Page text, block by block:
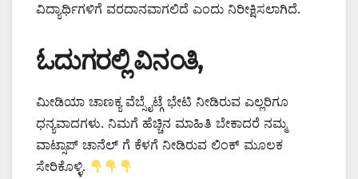
ವಿದ್ಯಾರ್ಥಿಗಳಿಗೆ ವರದಾನವಾಗಲಿದೆ ಎಂದು ನಿರೀಕ್ಷಿಸಲಾಗಿದೆ.
ಓದುಗರಲ್ಲಿ ವಿನಂತಿ,
ಮೀಡಿಯಾ ಚಾಣಕ್ಯ ವೆಬ್ಸೈಟ್ಗೆ ಭೇಟಿ ನೀಡಿರುವ ಎಲ್ಲರಿಗೂ
ಧನ್ಯವಾದಗಳು. ನಿಮಗೆ ಹೆಚ್ಚಿನ ಮಾಹಿತಿ ಬೇಕಾದರೆ ನಮ್ಮ
ವಾಟ್ಸಾಪ್ ಚಾನೆಲ್ ಗೆ ಕೆಳಗೆ ನೀಡಿರುವ ಲಿಂಕ್ ಮೂಲಕ
ಸೇರಿಕೊಳ್ಳಿ.